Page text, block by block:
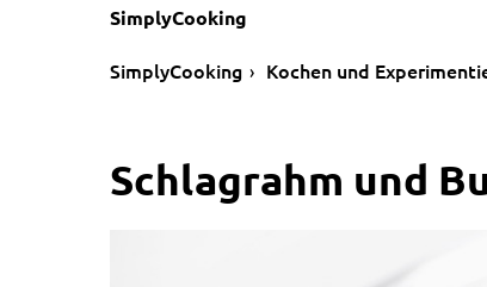
SimplyCooking
SimplyCooking Kochen und
Schlagrahm und